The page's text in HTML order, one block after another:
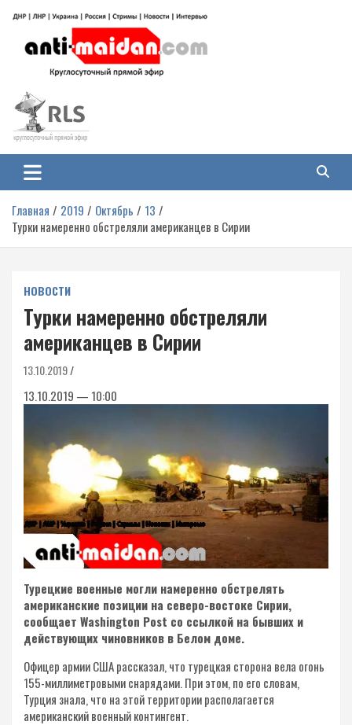
содержимому
Антимайдан: Гражданская война
на Украине
гражданской войне на Украине, включая события в Новороссии, ДНР,
ЛНР и других регионах.
Главная 2019 Октябрь
13
Турки намеренно обстреляли американцев в Сирии
НОВОСТИ
Турки намеренно обстреляли
американцев в Сирии
13.10.2019
13.10.2019 — 10:00
Турецкие военные могли намеренно обстрелять
американские позиции на северо-востоке Сирии,
сообщает Washington Post со ссылкой на бывших и
действующих чиновников в Белом доме.
Офицер армии США рассказал, что турецкая сторона вела огонь
155-миллиметровыми снарядами. При этом, по его словам,
Турция знала, что на этой территории располагается
американский военный контингент.